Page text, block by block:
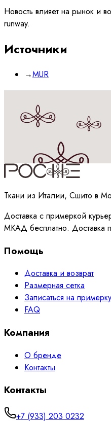
Новость влияет на рынок и
runway.
Источники
→MUR
Принимаюполитику
Ткани из Италии, Сшито в
Доставка с примеркой
МКАД бесплатно. Доставка
Помощь
Доставка и возврат
Размерная сетка
Записаться на примерку
FAQ
Компания
О бренде
Контакты
Контакты
+7 (933) 203 0232